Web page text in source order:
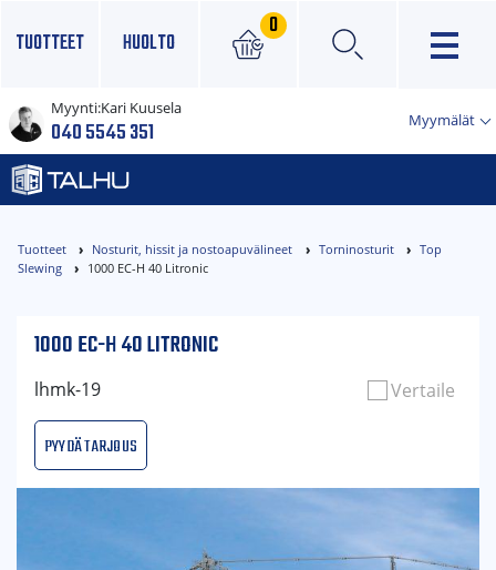
TUOTTEET HUOLTO
0
×
Myynti:Kari Kuusela
040 5545 351 Myymälät
Tuotteet Nosturit, hissit ja nostoapuvälineet Torninosturit
Top
Slewing
1000 EC-H 40 Litronic
1000 EC-H 40 LITRONIC
lhmk-19 Vertaile
Pyydä tarjous